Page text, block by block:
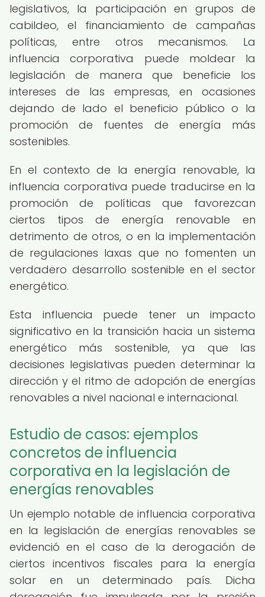
legislativos, la participación en grupos de
cabildeo, el financiamiento de campañas
políticas, entre otros mecanismos. La
influencia corporativa puede moldear la
legislación de manera que beneficie los
intereses de las empresas, en ocasiones
dejando de lado el beneficio público o la
promoción de fuentes de energía más
sostenibles.
En el contexto de la energía renovable, la
influencia corporativa puede traducirse en la
promoción de políticas que favorezcan
ciertos tipos de energía renovable en
detrimento de otros, o en la implementación
de regulaciones laxas que no fomenten un
verdadero desarrollo sostenible en el sector
energético.
Esta influencia puede tener un impacto
significativo en la transición hacia un sistema
energético más sostenible, ya que las
decisiones legislativas pueden determinar la
dirección y el ritmo de adopción de energías
renovables a nivel nacional e internacional.
Estudio de casos: ejemplos
concretos de influencia
corporativa en la legislación de
energías renovables
Un ejemplo notable de influencia corporativa
en la legislación de energías renovables se
evidenció en el caso de la derogación de
ciertos incentivos fiscales para la energía
solar en un determinado país. Dicha